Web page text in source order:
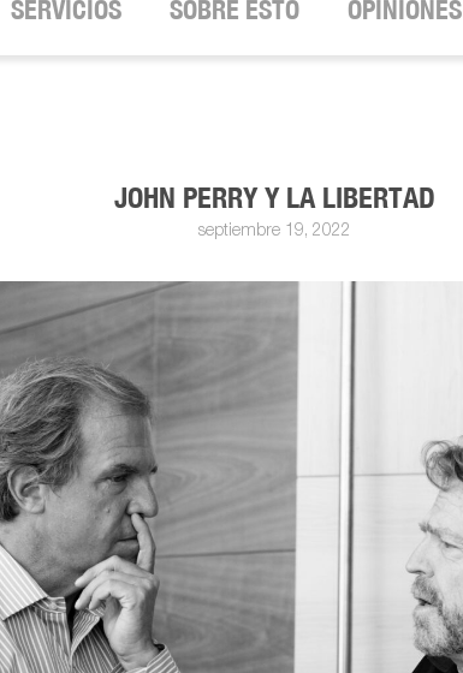
SERVICIOS SOBRE ESTO OPINIONES
JOHN PERRY Y LA LIBERTAD
septiembre 19, 2022